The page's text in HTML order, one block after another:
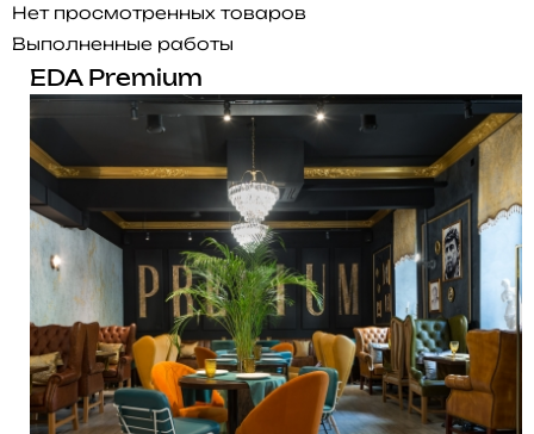
Нет просмотренных товаров
Выполненные работы
EDA Premium